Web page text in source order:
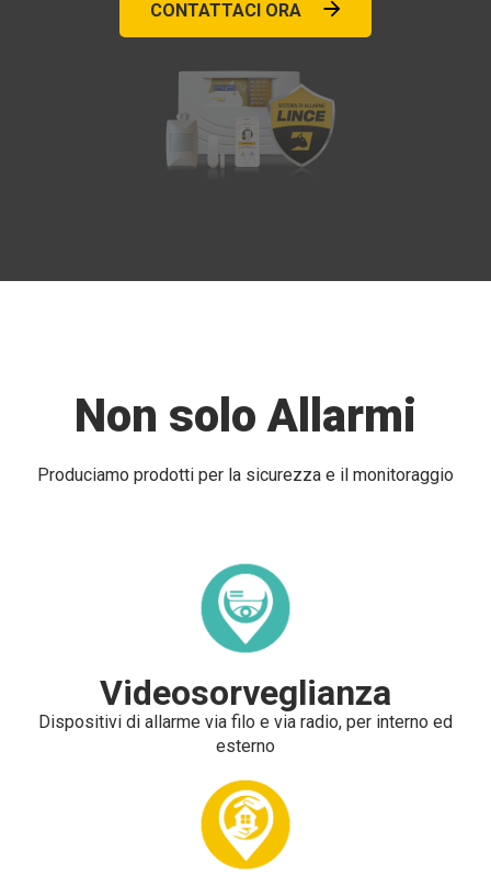
CONTATTACI ORA
Non solo Allarmi
Produciamo prodotti per la sicurezza e il monitoraggio
Videosorveglianza
Dispositivi di allarme via filo e via radio, per interno ed
esterno